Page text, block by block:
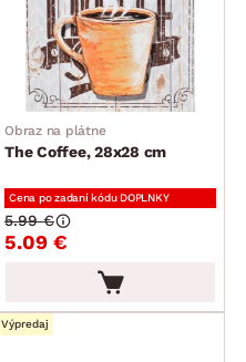
Obraz na plátne
The Coffee, 28x28 cm
Cena po zadaní kódu DOPLNKY
5.09 €
5.99 €
Výpredaj